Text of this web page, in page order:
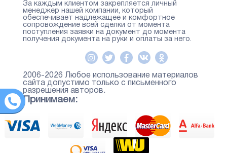
За каждым клиентом закрепляется личный
менеджер нашей компании, который
обеспечивает надлежащее и комфортное
сопровождение всей сделки от момента
поступления заявки на документ до момента
получения документа на руки и оплаты за него.
2006-2026 Любое использование материалов
сайта допустимо только с письменного
разрешения авторов.
Принимаем: